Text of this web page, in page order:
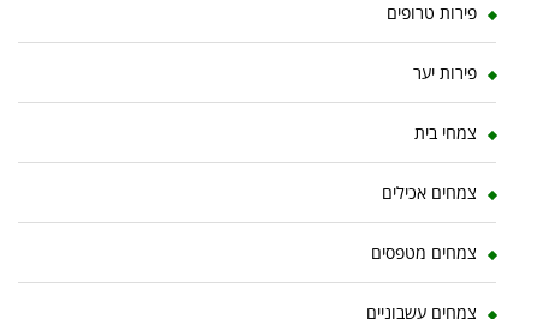
פירות טרופים
פירות יער
צמחי בית
צמחים אכילים
צמחים מטפסים
צמחים עשבוניים